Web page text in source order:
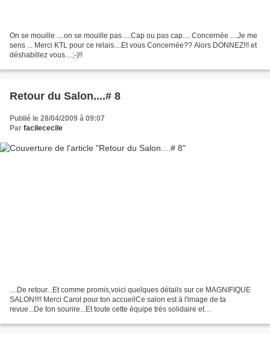
On se mouille ....on se mouille pas ....Cap ou pas cap.... Concernée ....Je me
sens ... Merci KTL pour ce relais....Et vous Concernée?? Alors DONNEZ!!! et
déshabillez vous....;-)!!
Retour du Salon....# 8
Publié le 28/04/2009 à 09:07
Par facilececile
....De retour...Et comme promis,voici quelques détails sur ce MAGNIFIQUE
SALON!!!! Merci Carol pour ton accueilCe salon est à l'image de ta
revue...De ton sourire...Et toute cette équipe très solidaire et